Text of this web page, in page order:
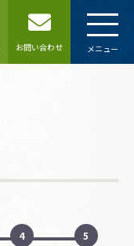
お問い合わせ メニュー
4
5